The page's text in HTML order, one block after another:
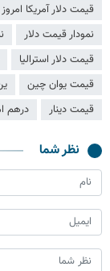
قیمت دلار آمریکا امروز
نمودار قیمت دلار
قیمت دلار استرالیا
قیمت یوان چین
قیمت دینار
درهم
نظر شما